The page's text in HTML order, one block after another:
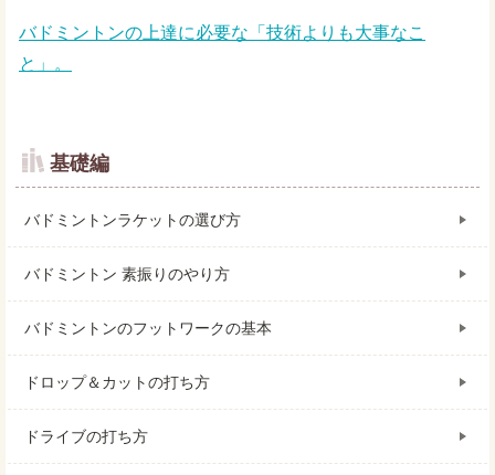
バドミントンの上達に必要な「技術よりも大事なこ
と」。
基礎編
バドミントンラケットの選び方
バドミントン 素振りのやり方
バドミントンのフットワークの基本
ドロップ＆カットの打ち方
ドライブの打ち方